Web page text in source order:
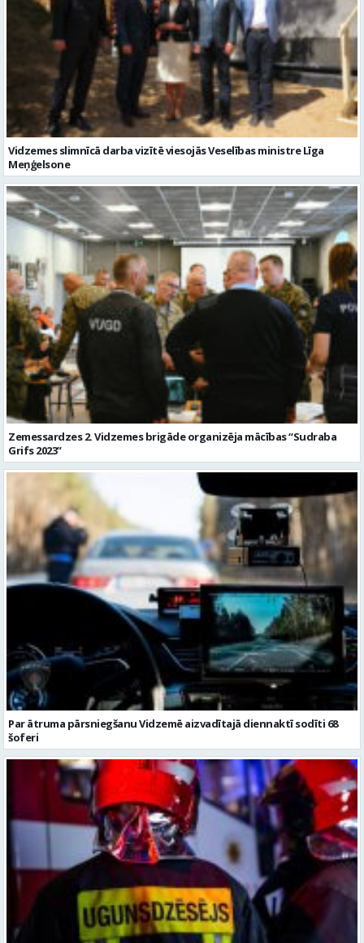
Vidzemes slimnīcā darba vizītē viesojās Veselības ministre Līga
Meņģelsone
Zemessardzes 2. Vidzemes brigāde organizēja mācības “Sudraba
Grifs 2023”
Par ātruma pārsniegšanu Vidzemē aizvadītajā diennaktī sodīti 68
šoferi